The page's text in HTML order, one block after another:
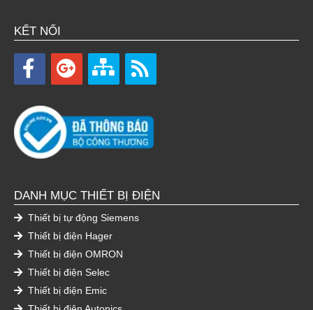
KẾT NỐI
DANH MỤC THIẾT BỊ ĐIỆN
Thiết bị tự động Siemens
Thiết bị điện Hager
Thiết bị điện OMRON
Thiết bị điện Selec
Thiết bị điện Emic